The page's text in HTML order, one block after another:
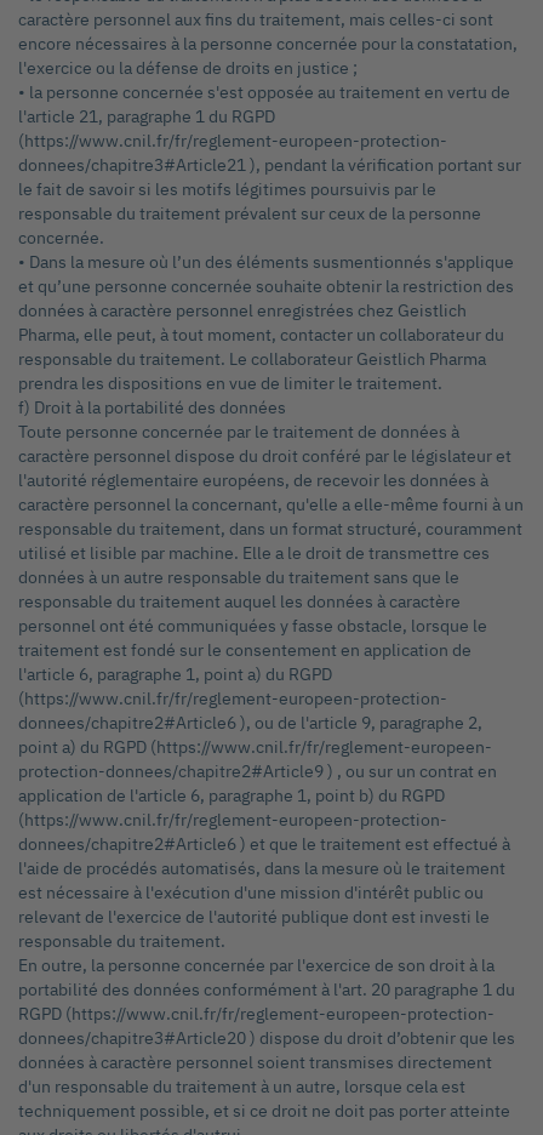
caractère personnel aux fins du traitement, mais celles-ci sont
encore nécessaires à la personne concernée pour la constatation,
l'exercice ou la défense de droits en justice ;
• la personne concernée s'est opposée au traitement en vertu de
l'article 21, paragraphe 1 du RGPD
(https://www.cnil.fr/fr/reglement-europeen-protection-
donnees/chapitre3#Article21 ), pendant la vérification portant sur
le fait de savoir si les motifs légitimes poursuivis par le
responsable du traitement prévalent sur ceux de la personne
concernée.
• Dans la mesure où l’un des éléments susmentionnés s'applique
et qu’une personne concernée souhaite obtenir la restriction des
données à caractère personnel enregistrées chez Geistlich
Pharma, elle peut, à tout moment, contacter un collaborateur du
responsable du traitement. Le collaborateur Geistlich Pharma
prendra les dispositions en vue de limiter le traitement.
f) Droit à la portabilité des données
Toute personne concernée par le traitement de données à
caractère personnel dispose du droit conféré par le législateur et
l'autorité réglementaire européens, de recevoir les données à
caractère personnel la concernant, qu'elle a elle-même fourni à un
responsable du traitement, dans un format structuré, couramment
utilisé et lisible par machine. Elle a le droit de transmettre ces
données à un autre responsable du traitement sans que le
responsable du traitement auquel les données à caractère
personnel ont été communiquées y fasse obstacle, lorsque le
traitement est fondé sur le consentement en application de
l'article 6, paragraphe 1, point a) du RGPD
(https://www.cnil.fr/fr/reglement-europeen-protection-
donnees/chapitre2#Article6 ), ou de l'article 9, paragraphe 2,
point a) du RGPD (https://www.cnil.fr/fr/reglement-europeen-
protection-donnees/chapitre2#Article9 ) , ou sur un contrat en
application de l'article 6, paragraphe 1, point b) du RGPD
(https://www.cnil.fr/fr/reglement-europeen-protection-
donnees/chapitre2#Article6 ) et que le traitement est effectué à
l'aide de procédés automatisés, dans la mesure où le traitement
est nécessaire à l'exécution d'une mission d'intérêt public ou
relevant de l'exercice de l'autorité publique dont est investi le
responsable du traitement.
En outre, la personne concernée par l'exercice de son droit à la
portabilité des données conformément à l'art. 20 paragraphe 1 du
RGPD (https://www.cnil.fr/fr/reglement-europeen-protection-
donnees/chapitre3#Article20 ) dispose du droit d’obtenir que les
données à caractère personnel soient transmises directement
d'un responsable du traitement à un autre, lorsque cela est
techniquement possible, et si ce droit ne doit pas porter atteinte